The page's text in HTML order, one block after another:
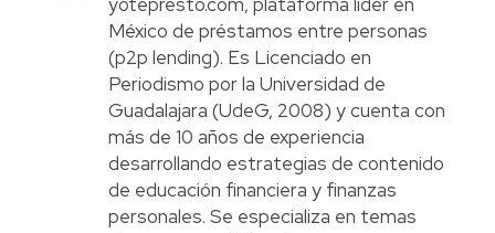
yotepresto.com, plataforma líder en
México de préstamos entre personas
(p2p lending). Es Licenciado en
Periodismo por la Universidad de
Guadalajara (UdeG, 2008) y cuenta con
más de 10 años de experiencia
desarrollando estrategias de contenido
de educación financiera y finanzas
personales. Se especializa en temas